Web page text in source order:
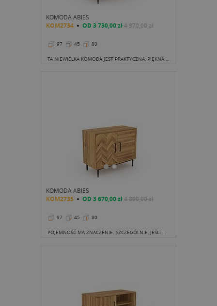
KOMODA ABIES
KOM2734 OD 3 730,00 zł4 970,00 zł
97 45 80
TA NIEWIELKA KOMODA JEST PRAKTYCZNA, PIĘKNA I SPRAWDZI SIĘ W WIELU STYLACH ORAZ W WIELU POMIESZCZENIACH
KOMODA ABIES
KOM2735 OD 3 670,00 zł4 890,00 zł
97 45 80
POJEMNOŚĆ MA ZNACZENIE. SZCZEGÓLNIE, JEŚLI NIE DYSPONUJEMY DUŻĄ POWIERZCHNIĄ, A POTRZEBUJEMY ZMIEŚCIĆ NAPRAWDĘ SPORO RZECZY.